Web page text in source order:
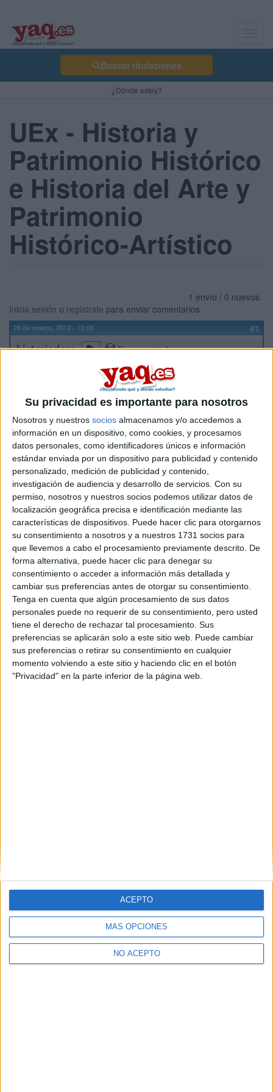
Su privacidad es importante para nosotros
Nosotros y nuestros socios almacenamos y/o accedemos a
información en un dispositivo, como cookies, y procesamos
datos personales, como identificadores únicos e información
estándar enviada por un dispositivo para publicidad y contenido
personalizado, medición de publicidad y contenido,
investigación de audiencia y desarrollo de servicios. Con su
permiso, nosotros y nuestros socios podemos utilizar datos de
localización geográfica precisa e identificación mediante las
características de dispositivos. Puede hacer clic para otorgarnos
su consentimiento a nosotros y a nuestros 1731 socios para
que llevemos a cabo el procesamiento previamente descrito. De
forma alternativa, puede hacer clic para denegar su
consentimiento o acceder a información más detallada y
cambiar sus preferencias antes de otorgar su consentimiento.
Tenga en cuenta que algún procesamiento de sus datos
personales puede no requerir de su consentimiento, pero usted
tiene el derecho de rechazar tal procesamiento. Sus
preferencias se aplicarán solo a este sitio web. Puede cambiar
sus preferencias o retirar su consentimiento en cualquier
momento volviendo a este sitio y haciendo clic en el botón
"Privacidad" en la parte inferior de la página web.
MÁS OPCIONES
NO ACEPTO
ACEPTO
Buscar titulaciones
¿Dónde estoy?
UEx - Historia y
Patrimonio Histórico
e Historia del Arte y
Patrimonio
Histórico-Artístico
1 envío / 0 nuevos
Inicia sesión o regístrate para enviar comentarios
29 de marzo, 2012 - 12:05 #1
historiadora
Desconectado
Soy nueva en yaq.es y quería saber qué diferencia hay entre
los grados de Historia y Patrimonio Histórico e Historia del
Arte y Patrimonio Histórico-Artístico que ofrece la Universidad
de Extremadura, ya que he mirado el plan de estudios y es
bastante parecido. ¿Cómo me decido si me gustan la
Historia, la Historia del Arte y el Patrimonio?
Ayuda por favor!
Inicio
Etiquetas:
Historia
Extremadura
Historia Historia del Arte UEX
Estudiar Universidad de Extremadura